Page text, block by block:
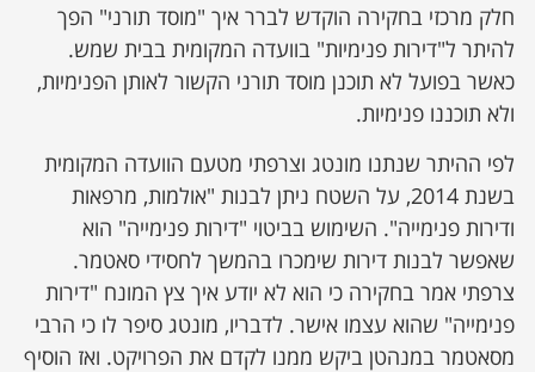
חלק מרכזי בחקירה הוקדש לברר איך "מוסד תורני" הפך
להיתר ל"דירות פנימיות" בוועדה המקומית בבית שמש.
כאשר בפועל לא תוכנן מוסד תורני הקשור לאותן הפנימיות,
ולא תוכננו פנימיות.
לפי ההיתר שנתנו מונטג וצרפתי מטעם הוועדה המקומית
בשנת 2014, על השטח ניתן לבנות "אולמות, מרפאות
ודירות פנימייה". השימוש בביטוי "דירות פנימייה" הוא
שאפשר לבנות דירות שימכרו בהמשך לחסידי סאטמר.
צרפתי אמר בחקירה כי הוא לא יודע איך צץ המונח "דירות
פנימייה" שהוא עצמו אישר. לדבריו, מונטג סיפר לו כי הרבי
מסאטמר במנהטן ביקש ממנו לקדם את הפרויקט. ואז הוסיף